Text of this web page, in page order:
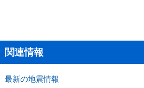
関連情報
最新の地震情報